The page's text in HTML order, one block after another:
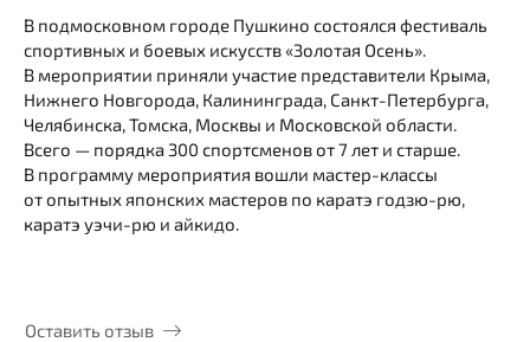
В подмосковном городе Пушкино состоялся фестиваль
спортивных и боевых искусств «Золотая Осень».
В мероприятии приняли участие представители Крыма,
Нижнего Новгорода, Калининграда, Санкт-Петербурга,
Челябинска, Томска, Москвы и Московской области.
Всего — порядка 300 спортсменов от 7 лет и старше.
В программу мероприятия вошли мастер-классы
от опытных японских мастеров по каратэ годзю-рю,
каратэ уэчи-рю и айкидо.
Оставить отзыв